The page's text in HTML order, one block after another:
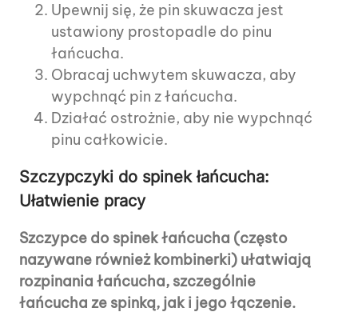
Upewnij się, że pin skuwacza jest
ustawiony prostopadle do pinu
łańcucha.
Obracaj uchwytem skuwacza, aby
wypchnąć pin z łańcucha.
Działać ostrożnie, aby nie wypchnąć
pinu całkowicie.
Szczypczyki do spinek łańcucha:
Ułatwienie pracy
Szczypce do spinek łańcucha (często
nazywane również kombinerki) ułatwiają
rozpinania łańcucha, szczególnie
łańcucha ze spinką, jak i jego łączenie.